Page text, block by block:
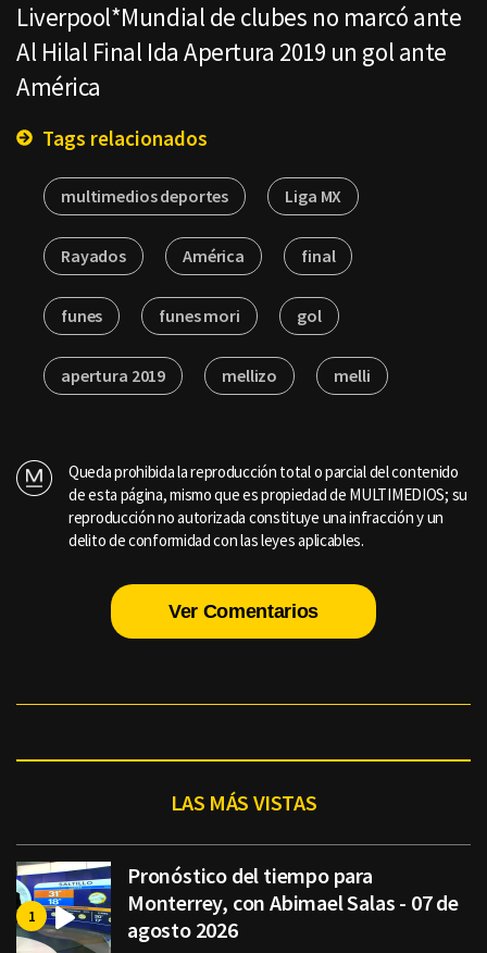
Liverpool*Mundial de clubes no marcó ante
Al Hilal Final Ida Apertura 2019 un gol ante
América
Tags relacionados
multimedios deportes Liga MX
Rayados América final
funes funes mori gol
apertura 2019 mellizo melli
Queda prohibida la reproducción total o parcial del contenido
de esta página, mismo que es propiedad de MULTIMEDIOS; su
reproducción no autorizada constituye una infracción y un
delito de conformidad con las leyes aplicables.
Ver Comentarios
LAS MÁS VISTAS
Pronóstico del tiempo para
Monterrey, con Abimael Salas - 07 de
agosto 2026